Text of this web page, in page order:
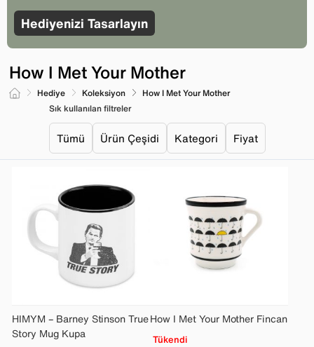
Hediyenizi Tasarlayın
Hediye Koleksiyon How I Met Your Mother
How I Met Your Mother
Sık kullanılan filtreler
Tümü Ürün Çeşidi Kategori Fiyat
HIMYM – Barney Stinson True
Story Mug Kupa
How I Met Your Mother Fincan
Tükendi